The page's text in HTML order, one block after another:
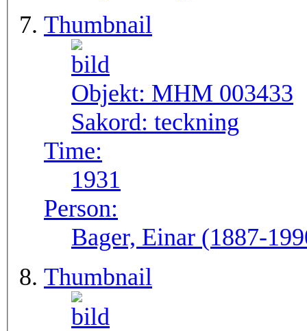
Thumbnail
Objekt: MHM 003433
Sakord: teckning
Time:
1931
Person:
Bager, Einar (1887-
Thumbnail